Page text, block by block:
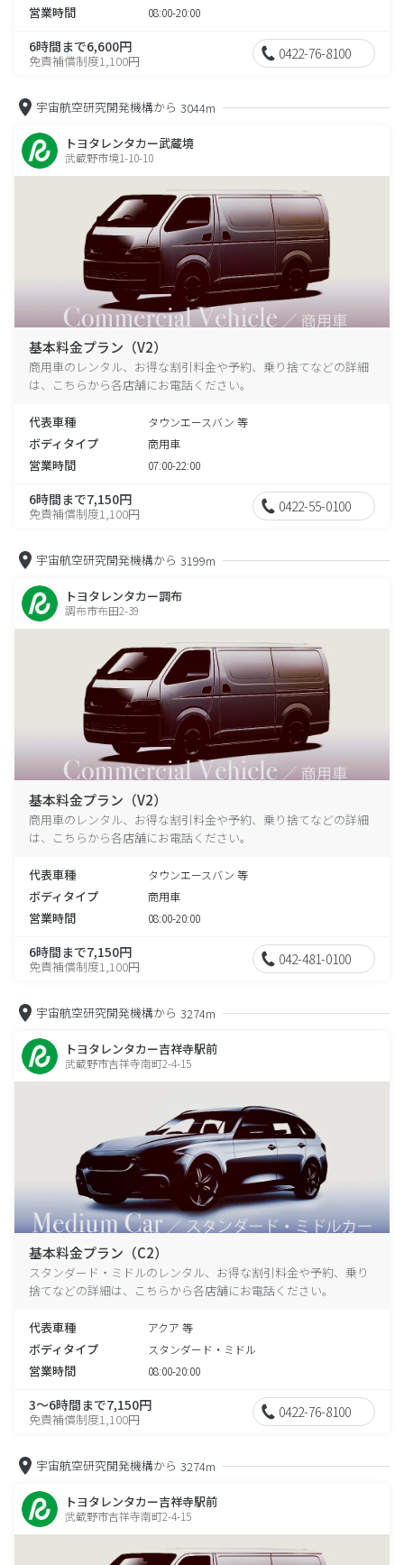
営業時間 08:00-20:00
6時間まで6,600円
免責補償制度1,100円 0422-76-8100
宇宙航空研究開発機構から 3044m
トヨタレンタカー武蔵境
武蔵野市境1-10-10
基本料金プラン（V2）
商用車のレンタル、お得な割引料金や予約、乗り捨てなどの詳細
は、こちらから各店舗にお電話ください。
代表車種 タウンエースバン 等
ボディタイプ 商用車
営業時間 07:00-22:00
6時間まで7,150円
免責補償制度1,100円 0422-55-0100
宇宙航空研究開発機構から 3199m
トヨタレンタカー調布
調布市布田2-39
基本料金プラン（V2）
商用車のレンタル、お得な割引料金や予約、乗り捨てなどの詳細
は、こちらから各店舗にお電話ください。
代表車種 タウンエースバン 等
ボディタイプ 商用車
営業時間 08:00-20:00
6時間まで7,150円
免責補償制度1,100円 042-481-0100
宇宙航空研究開発機構から 3274m
トヨタレンタカー吉祥寺駅前
武蔵野市吉祥寺南町2-4-15
基本料金プラン（C2）
スタンダード・ミドルのレンタル、お得な割引料金や予約、乗り
捨てなどの詳細は、こちらから各店舗にお電話ください。
代表車種 アクア 等
ボディタイプ スタンダード・ミドル
営業時間 08:00-20:00
3～6時間まで7,150円
免責補償制度1,100円 0422-76-8100
宇宙航空研究開発機構から 3274m
トヨタレンタカー吉祥寺駅前
武蔵野市吉祥寺南町2-4-15